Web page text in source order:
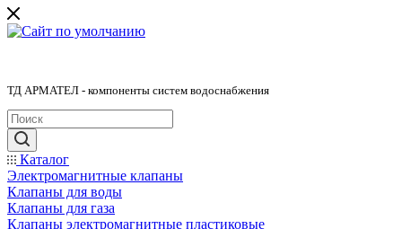
ТД АРМАТЕЛ - компоненты систем водоснабжения
Каталог
Электромагнитные клапаны
Клапаны для воды
Клапаны для газа
Клапаны электромагнитные пластиковые